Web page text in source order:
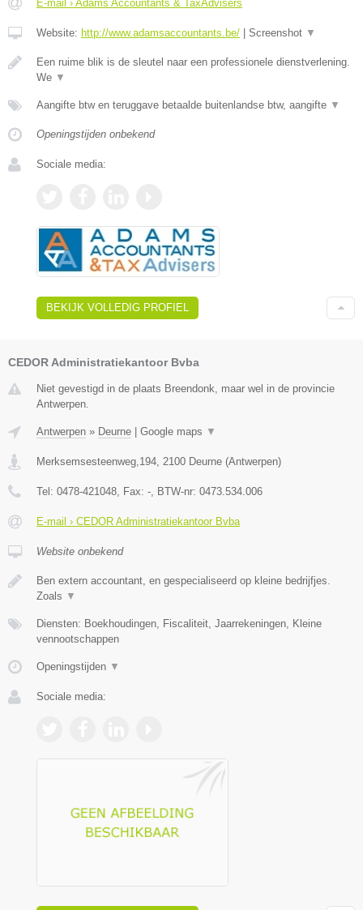
E-mail › Adams Accountants & TaxAdvisers
Website: http://www.adamsaccountants.be/ Screenshot ▼
Een ruime blik is de sleutel naar een professionele dienstverlening.
We ▼
Aangifte btw en teruggave betaalde buitenlandse btw, aangifte ▼
Openingstijden onbekend
Sociale media:
BEKIJK VOLLEDIG PROFIEL
CEDOR Administratiekantoor Bvba
Niet gevestigd in de plaats Breendonk, maar wel in de provincie
Antwerpen.
Antwerpen » Deurne | Google maps ▼
Merksemsesteenweg,194 2100 Deurne (Antwerpen)
Tel: 0478-421048 , Fax: - , BTW-nr: 0473.534.006
E-mail › CEDOR Administratiekantoor Bvba
Website onbekend
Ben extern accountant, en gespecialiseerd op kleine bedrijfjes.
Zoals ▼
Diensten: Boekhoudingen, Fiscaliteit, Jaarrekeningen, Kleine
vennootschappen
Openingstijden ▼
Sociale media: